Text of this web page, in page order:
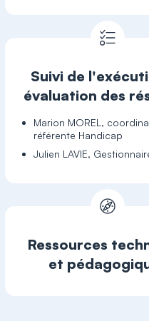
Suivi de
évaluation des
Marion MOREL,
référente Handicap
Julien LAVIE,
Ressources
et